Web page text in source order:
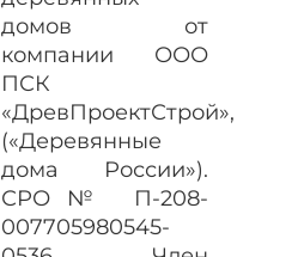
домов от
компании ООО
ПСК
«ДревПроектСтрой»,
(«Деревянные
дома России»).
СРО№ П-208-
007705980545-